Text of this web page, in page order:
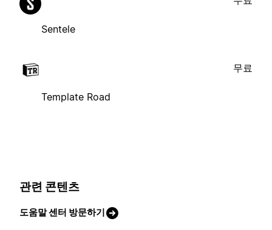
Sentele
Template Road
무료
관련 콘텐츠
도움말 센터 방문하기